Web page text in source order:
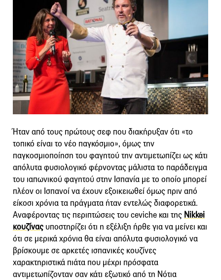
Ήταν από τους πρώτους σεφ που διακήρυξαν ότι «το
τοπικό είναι το νέο παγκόσμιο», όμως την
παγκοσμιοποίηση του φαγητού την αντιμετωπίζει ως κάτι
απόλυτα φυσιολογικό φέρνοντας μάλιστα το παράδειγμα
του ιαπωνικού φαγητού στην Ισπανία με το οποίο μπορεί
πλέον οι Ισπανοί να έχουν εξοικειωθεί όμως πριν από
είκοσι χρόνια τα πράγματα ήταν εντελώς διαφορετικά.
Αναφέροντας τις περιπτώσεις του ceviche και της Nikkei
κουζίνας υποστηρίζει ότι η εξέλιξη ήρθε για να μείνει και
ότι σε μερικά χρόνια θα είναι απόλυτα φυσιολογικό να
βρίσκουμε σε αρκετές ισπανικές κουζίνες
χαρακτηριστικά πιάτα που μέχρι πρόσφατα
αντιμετωπίζονταν σαν κάτι εξωτικό από τη Νότια